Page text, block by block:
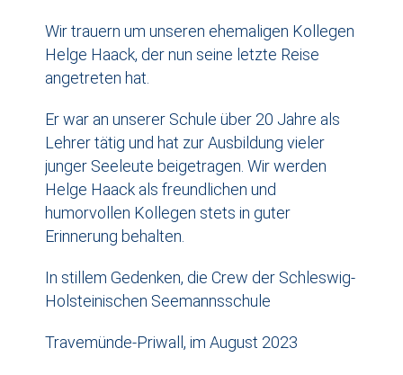
Wir trauern um unseren ehemaligen Kollegen
Helge Haack, der nun seine letzte Reise
angetreten hat.
Er war an unserer Schule über 20 Jahre als
Lehrer tätig und hat zur Ausbildung vieler
junger Seeleute beigetragen. Wir werden
Helge Haack als freundlichen und
humorvollen Kollegen stets in guter
Erinnerung behalten.
In stillem Gedenken, die Crew der Schleswig-
Holsteinischen Seemannsschule
Travemünde-Priwall, im August 2023